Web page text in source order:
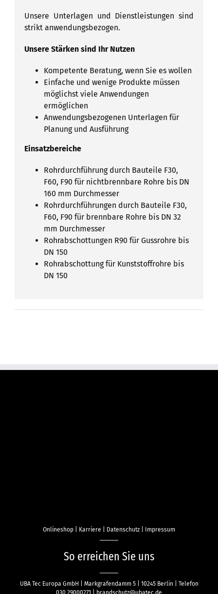
Unsere Unterlagen und Dienstleistungen sind
strikt anwendungsbezogen.
Unsere Stärken sind Ihr Nutzen
Kompetente Beratung, wenn Sie es wollen
Einfache und wenige Produkte müssen
möglichst viele Anwendungen
ermöglichen
Anwendungsbezogenen Unterlagen für
Planung und Ausführung
Einsatzbereiche
Rohrdurchführung durch Bauteile F30,
F60, F90 für nichtbrennbare Rohre bis DN
160 mm Durchmesser
Rohrdurchführungen durch Bauteile F30,
F60, F90 für brennbare Rohre bis DN 32
mm Durchmesser
Rohrabschottungen R90 für Gussrohre bis
DN 150
Rohrabschottung für Kunststoffrohre bis
DN 150
Onlineshop Karriere Datenschutz Impressum
So erreichen Sie uns
UBA Tec Europa GmbH | Markgrafendamm 5 | 10245 Berlin | Telefon
030 29000271 | brandschutz@ubatec.de